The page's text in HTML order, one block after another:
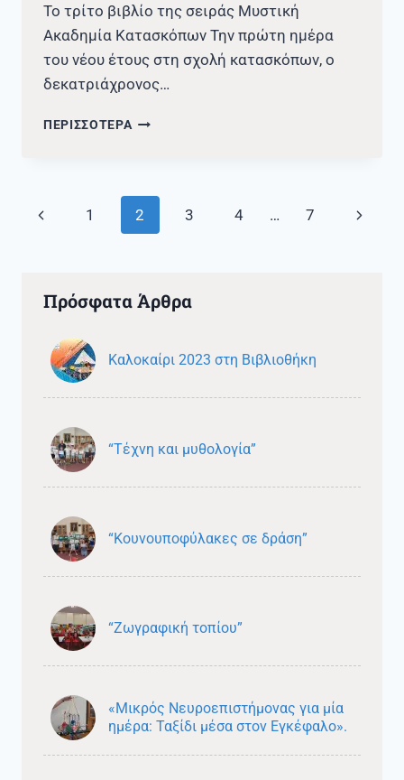
Το τρίτο βιβλίο της σειράς Μυστική
Ακαδημία Κατασκόπων Την πρώτη ημέρα
του νέου έτους στη σχολή κατασκόπων, ο
δεκατριάχρονος…
ΠΕΡΙΣΣΟΤΕΡΑ ΝΈΑ
ΛΟΓΟΤΕΧΝΊΑ
Previous
1 2 3 4 … 7
Next
Πρόσφατα Άρθρα
Καλοκαίρι 2023 στη Βιβλιοθήκη
“Τέχνη και μυθολογία”
“Κουνουποφύλακες σε δράση”
“Ζωγραφική τοπίου”
«Μικρός Νευροεπιστήμονας για μία
ημέρα: Ταξίδι μέσα στον Εγκέφαλο».